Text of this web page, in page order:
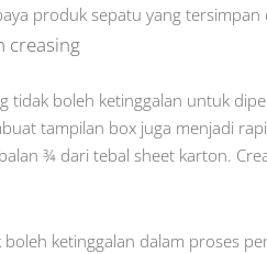
produk sepatu yang
creasing
tidak boleh ketinggalan untuk
tampilan box juga menjadi
¾ dari tebal sheet karton.
boleh ketinggalan dalam proses